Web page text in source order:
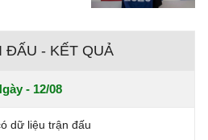
ĐẤU - KẾT QUẢ
- 12/08
dữ liệu trận đấu